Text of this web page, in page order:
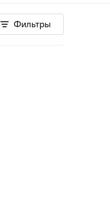
Фильтры